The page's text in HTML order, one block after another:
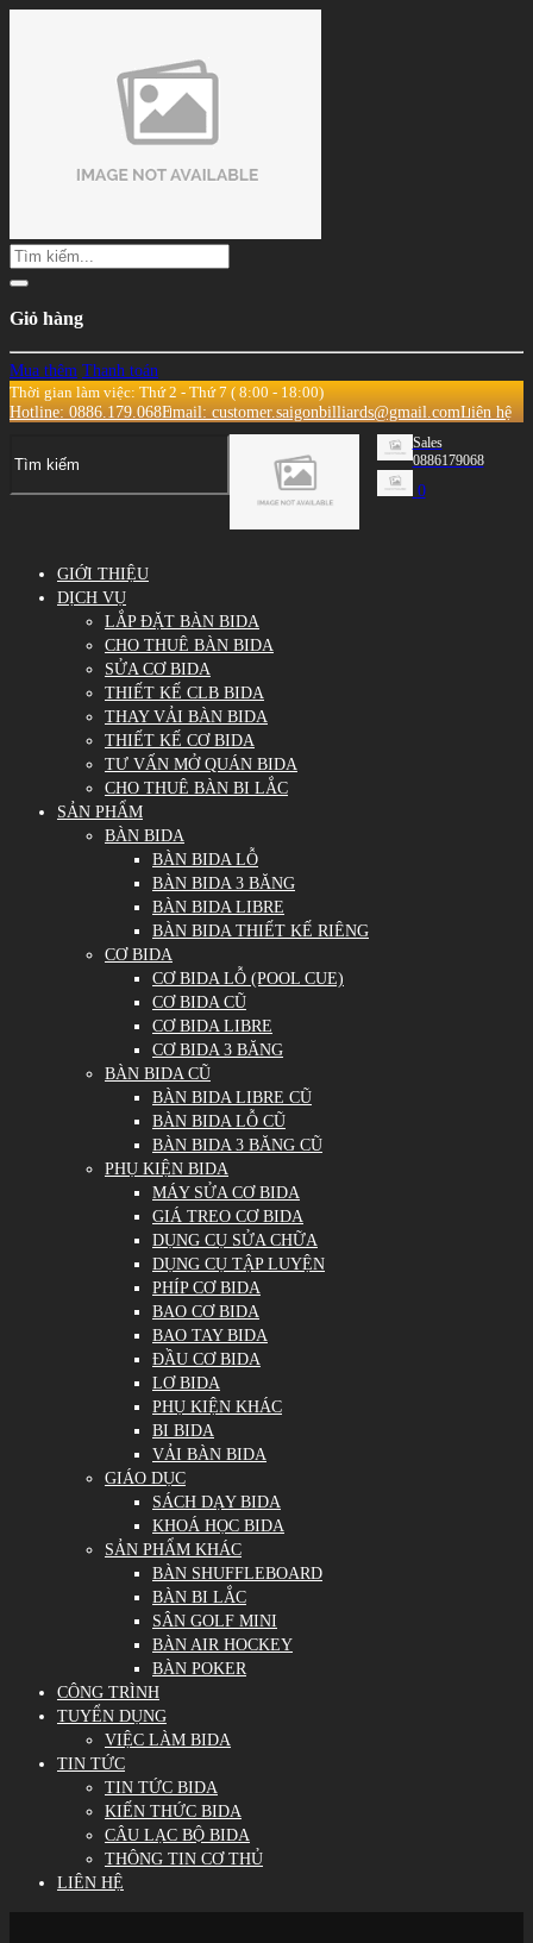
Giỏ hàng
Mua thêm Thanh toán
Thời gian làm việc: Thứ 2 - Thứ 7 ( 8:00 - 18:00)
Hotline: 0886.179.068Email: customer.saigonbilliards@gmail.comLiên hệ
Sales
0886179068
0
GIỚI THIỆU
DỊCH VỤ
LẮP ĐẶT BÀN BIDA
CHO THUÊ BÀN BIDA
SỬA CƠ BIDA
THIẾT KẾ CLB BIDA
THAY VẢI BÀN BIDA
THIẾT KẾ CƠ BIDA
TƯ VẤN MỞ QUÁN BIDA
CHO THUÊ BÀN BI LẮC
SẢN PHẨM
BÀN BIDA
BÀN BIDA LỖ
BÀN BIDA 3 BĂNG
BÀN BIDA LIBRE
BÀN BIDA THIẾT KẾ RIÊNG
CƠ BIDA
CƠ BIDA LỖ (POOL CUE)
CƠ BIDA CŨ
CƠ BIDA LIBRE
CƠ BIDA 3 BĂNG
BÀN BIDA CŨ
BÀN BIDA LIBRE CŨ
BÀN BIDA LỖ CŨ
BÀN BIDA 3 BĂNG CŨ
PHỤ KIỆN BIDA
MÁY SỬA CƠ BIDA
GIÁ TREO CƠ BIDA
DỤNG CỤ SỬA CHỮA
DỤNG CỤ TẬP LUYỆN
PHÍP CƠ BIDA
BAO CƠ BIDA
BAO TAY BIDA
ĐẦU CƠ BIDA
LƠ BIDA
PHỤ KIỆN KHÁC
BI BIDA
VẢI BÀN BIDA
GIÁO DỤC
SÁCH DẠY BIDA
KHOÁ HỌC BIDA
SẢN PHẨM KHÁC
BÀN SHUFFLEBOARD
BÀN BI LẮC
SÂN GOLF MINI
BÀN AIR HOCKEY
BÀN POKER
CÔNG TRÌNH
TUYỂN DỤNG
VIỆC LÀM BIDA
TIN TỨC
TIN TỨC BIDA
KIẾN THỨC BIDA
CÂU LẠC BỘ BIDA
THÔNG TIN CƠ THỦ
LIÊN HỆ